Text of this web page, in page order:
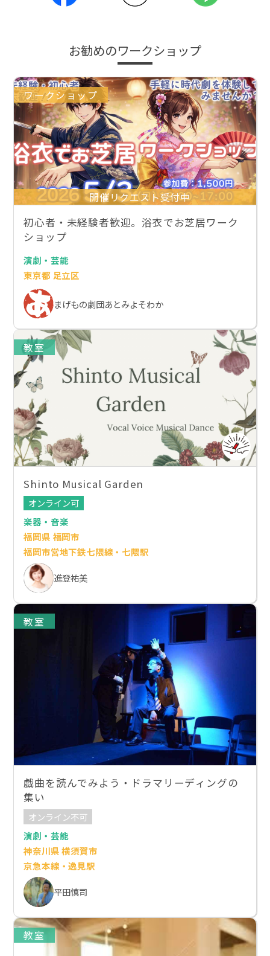
お勧めのワークショップ
ワークショップ
開催リクエスト受付中
初心者・未経験者歓迎。浴衣でお芝居ワーク
ショップ
演劇・芸能
東京都 足立区
まげもの劇団あとみよそわか
教室
Shinto Musical Garden
オンライン可
楽器・音楽
福岡県 福岡市
福岡市営地下鉄七隈線・七隈駅
進登祐美
教室
戯曲を読んでみよう・ドラマリーディングの
集い
オンライン不可
演劇・芸能
神奈川県 横須賀市
京急本線・逸見駅
平田慎司
教室